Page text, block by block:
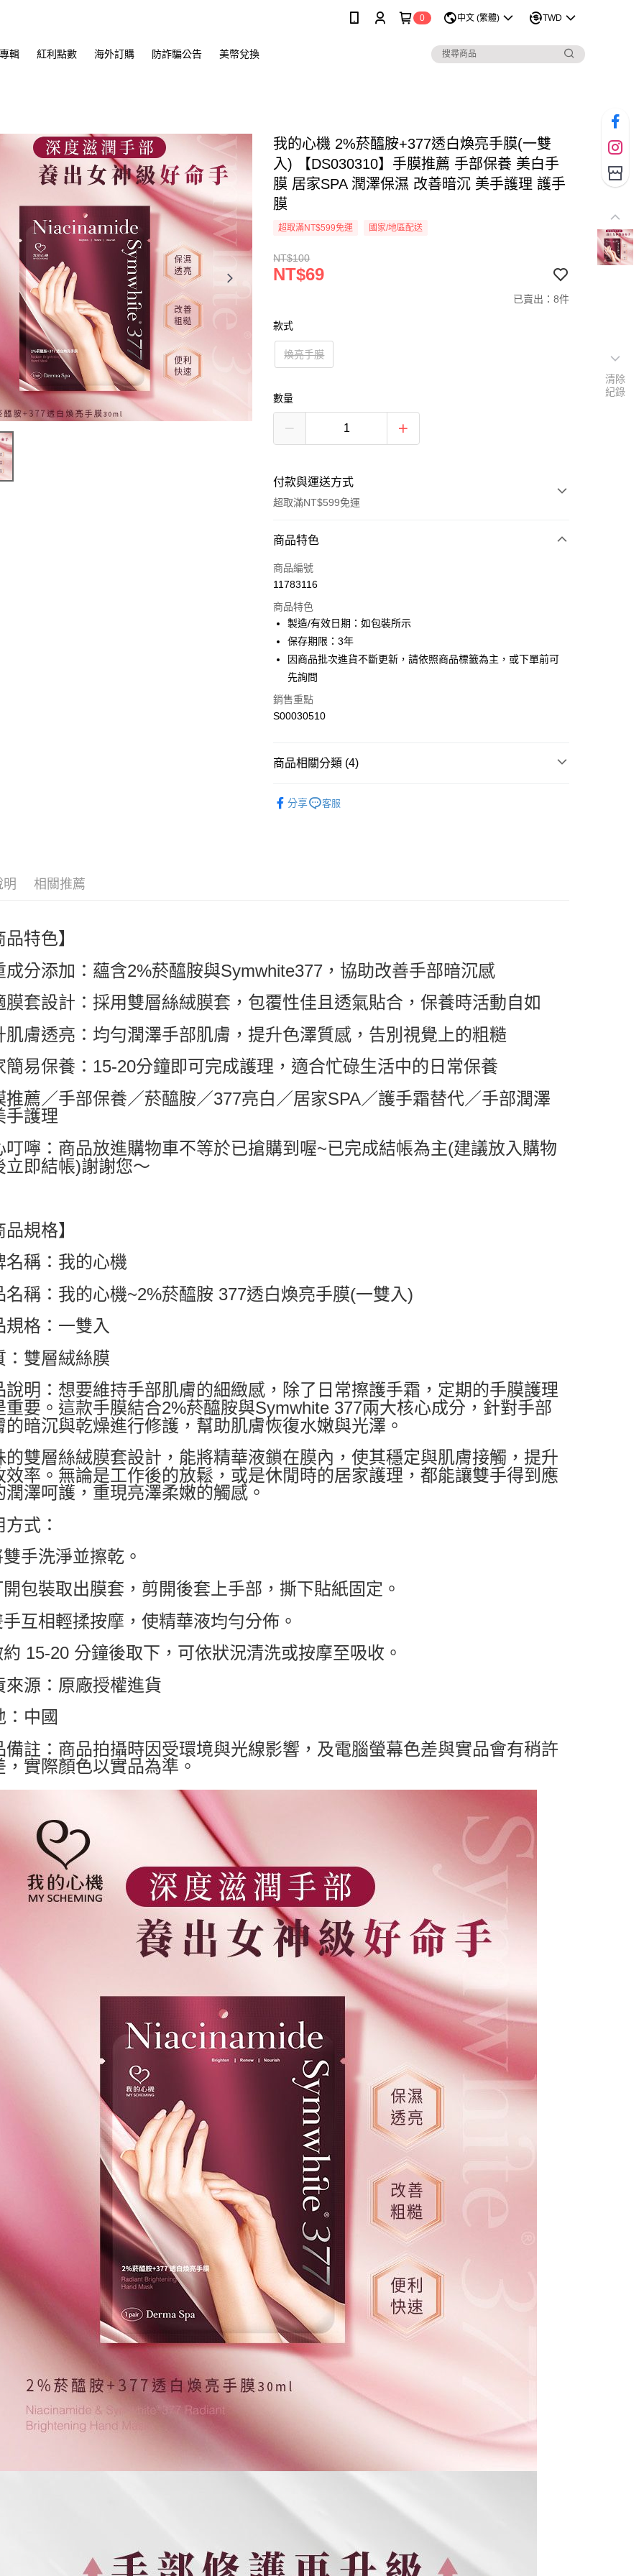
0 中文 (繁體) TWD
輯 紅利點數 海外訂購 防詐騙公告 美幣兌換
我的心機 2%菸醯胺+377透白煥亮手膜(一雙
入) 【DS030310】手膜推薦 手部保養 美白手
膜 居家SPA 潤澤保濕 改善暗沉 美手護理 護手
膜
超取滿NT$599免運 國家/地區配送
NT$100
NT$69
已賣出：8件
款式
煥亮手膜
數量
付款與運送方式
超取滿NT$599免運
付款方式
信用卡一次付款
LINE Pay
Apple Pay
街口支付
全盈+PAY
運送方式
全家付款取貨
每筆NT$60，滿NT$599(含以上)免運費
付款後7-11取貨
宅配
每筆NT$80，滿NT$799(含以上)免運費
商品特色
商品編號
11783116
商品特色
製造/有效日期：如包裝所示
保存期限：3年
因商品批次進貨不斷更新，請依照商品標籤為主，或下單前可
先詢問
銷售重點
S00030510
商品相關分類 (4)
分享 客服
明 相關推薦
特色】
成分添加：蘊含2%菸醯胺與Symwhite377，協助改善手部暗沉感
膜套設計：採用雙層絲絨膜套，包覆性佳且透氣貼合，保養時活動自如
肌膚透亮：均勻潤澤手部肌膚，提升色澤質感，告別視覺上的粗糙
簡易保養：15-20分鐘即可完成護理，適合忙碌生活中的日常保養
推薦／手部保養／菸醯胺／377亮白／居家SPA／護手霜替代／手部潤澤
手護理
叮嚀：商品放進購物車不等於已搶購到喔~已完成結帳為主(建議放入購物
立即結帳)謝謝您～
規格】
名稱：我的心機
名稱：我的心機~2%菸醯胺 377透白煥亮手膜(一雙入)
規格：一雙入
：雙層絨絲膜
說明：想要維持手部肌膚的細緻感，除了日常擦護手霜，定期的手膜護理
重要。這款手膜結合2%菸醯胺與Symwhite 377兩大核心成分，針對手部
的暗沉與乾燥進行修護，幫助肌膚恢復水嫩與光澤。
的雙層絲絨膜套設計，能將精華液鎖在膜內，使其穩定與肌膚接觸，提升
效率。無論是工作後的放鬆，或是休閒時的居家護理，都能讓雙手得到應
潤澤呵護，重現亮澤柔嫩的觸感。
式：
手洗淨並擦乾。
包裝取出膜套，剪開後套上手部，撕下貼紙固定。
互相輕揉按摩，使精華液均勻分佈。
15-20 分鐘後取下，可依狀況清洗或按摩至吸收。
來源：原廠授權進貨
：中國
備註：商品拍攝時因受環境與光線影響，及電腦螢幕色差與實品會有稍許
，實際顏色以實品為準。
清除
紀錄